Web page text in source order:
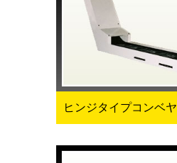
ヒンジタイプコンベヤ